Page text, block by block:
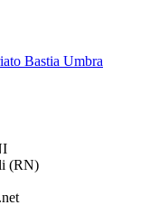
Bastia Umbra
(RN)